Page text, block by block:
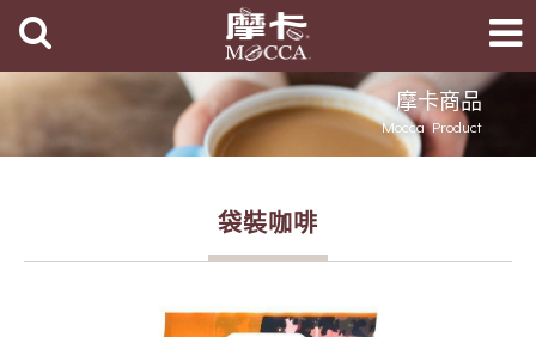
摩卡商品
Mocca Product
袋裝咖啡